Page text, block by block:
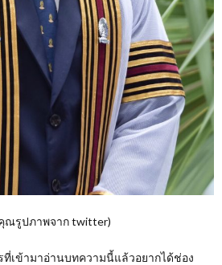
ณรูปภาพจาก twitter)
ข้ามาอ่านบทความนี้แล้วอยากได้ช่อง